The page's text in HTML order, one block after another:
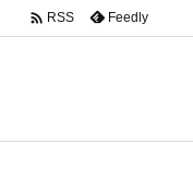
 RSS Feedly